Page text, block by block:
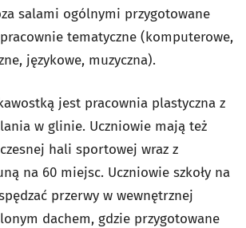
salami ogólnymi przygotowane
tematyczne (komputerowe,
językowe, muzyczna).
jest pracownia plastyczna z
w glinie. Uczniowie mają też
hali sportowej wraz z
na 60 miejsc. Uczniowie szkoły na
przerwy w wewnętrznej
dachem, gdzie przygotowane